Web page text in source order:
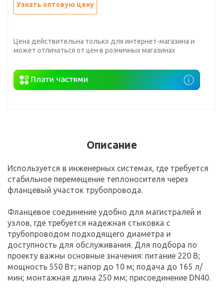
Узнать оптовую цену
Цена действительна только для интернет-магазина и
может отличаться от цен в розничных магазинах
Описание
Используется в инженерных системах, где требуется
стабильное перемещение теплоносителя через
фланцевый участок трубопровода.
Фланцевое соединение удобно для магистралей и
узлов, где требуется надежная стыковка с
трубопроводом подходящего диаметра и
доступность для обслуживания. Для подбора по
проекту важны основные значения: питание 220 В;
мощность 550 Вт; напор до 10 м; подача до 165 л/
мин; монтажная длина 250 мм; присоединение DN40.